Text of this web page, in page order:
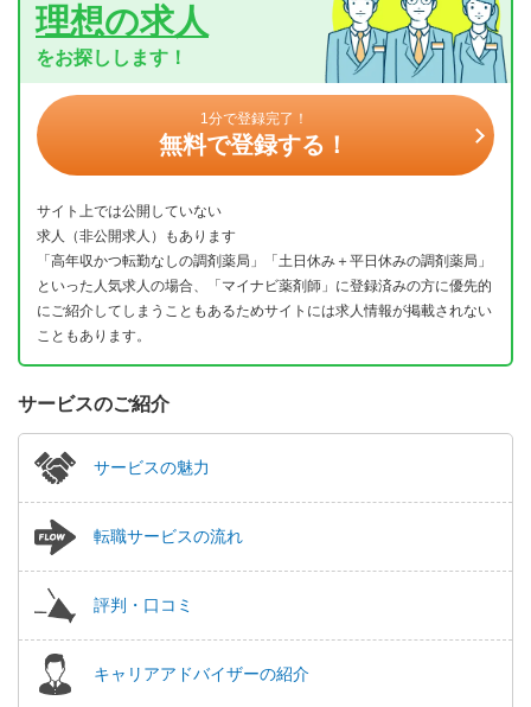
理想の求人
をお探しします！
1分で登録完了！
無料で登録する！
サイト上では公開していない
求人（非公開求人）もあります
「高年収かつ転勤なしの調剤薬局」「土日休み＋平日休みの調剤薬局」
といった人気求人の場合、「マイナビ薬剤師」に登録済みの方に優先的
にご紹介してしまうこともあるためサイトには求人情報が掲載されない
こともあります。
サービスのご紹介
サービスの魅力
転職サービスの流れ
評判・口コミ
キャリアアドバイザーの紹介